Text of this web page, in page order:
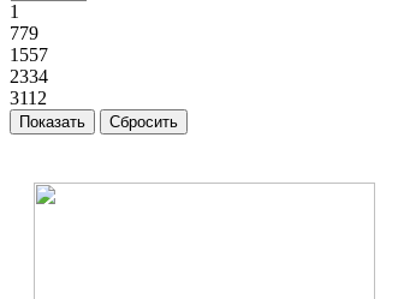
1
779
1557
2334
3112